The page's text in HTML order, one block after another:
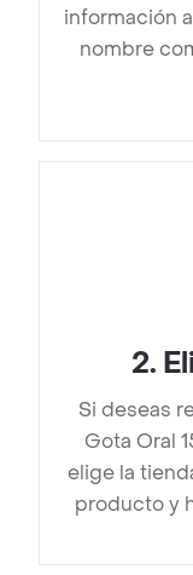
información
nombre
2.
Si deseas
Gota Oral
elige la
producto y